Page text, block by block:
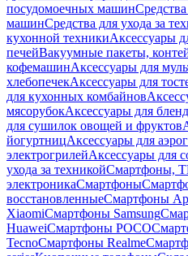
посудомоечных машин
машинСредства для ухода за
кухонной техникиАксессуары
печейВакуумные пакеты,
кофемашинАксессуары для
хлебопечекАксессуары для
для кухонных комбайнов
мясорубокАксессуары для
для сушилок овощей и фруктов
йогуртницАксессуары для
электрогрилейАксессуары для
ухода за техникойСмартфоны,
электроникаСмартфоны
восстановленныеСмартфоны
XiaomiСмартфоны Samsung
HuaweiСмартфоны POCO
TecnoСмартфоны Realme